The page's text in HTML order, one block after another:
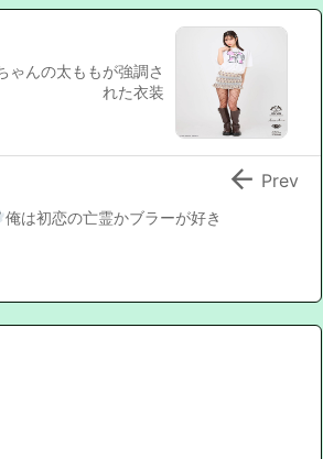
ゃんの太ももが強調さ
れた衣装
俺は初恋の亡霊かブラーが好き
 Prev